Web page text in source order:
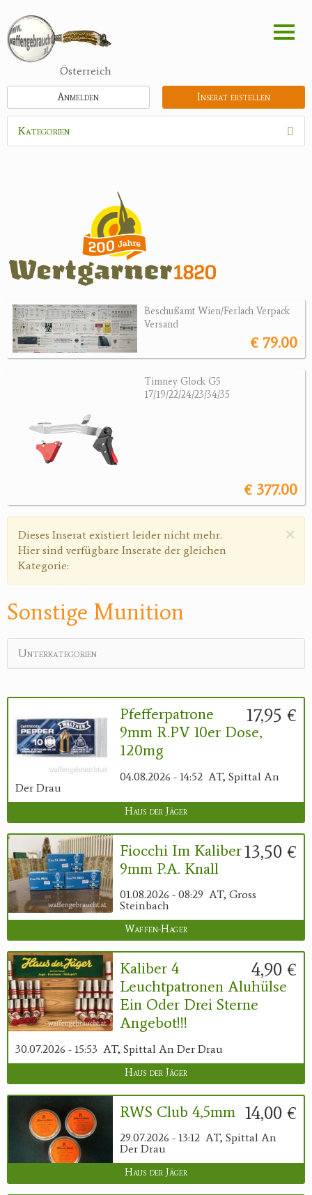
zum
Inhalt
Österreich
Inserat erstellen
Anmelden
Kategorien
Schrotmunition
Büchsenpatronen
Faustfeuerwaffen
Randfeuerwaffen
Sonstige Munition
Optik
Jagdangebote
Jagdreviere
Geschenke
Reviereinrichtungen
Beschußamt Wien/Ferlach Verpack
Versand
€ 79.00
Timney Glock G5
17/19/22/24/23/34/35
€ 377.00
×
Warnmeldung
Dieses Inserat existiert leider nicht mehr.
Hier sind verfügbare Inserate der gleichen
Kategorie:
Sonstige Munition
Unterkategorien
17,95 €
Pfefferpatrone
9mm R.PV 10er Dose,
120mg
04.08.2026 - 14:52 AT, Spittal An
Der Drau
Haus der Jäger
13,50 €
Fiocchi Im Kaliber
9mm P.A. Knall
01.08.2026 - 08:29 AT, Gross
Steinbach
Waffen-Hager
4,90 €
Kaliber 4
Leuchtpatronen Aluhülse
Ein Oder Drei Sterne
Angebot!!!
30.07.2026 - 15:53 AT, Spittal An Der Drau
Haus der Jäger
14,00 €
RWS Club 4,5mm
29.07.2026 - 13:12 AT, Spittal An
Der Drau
Haus der Jäger